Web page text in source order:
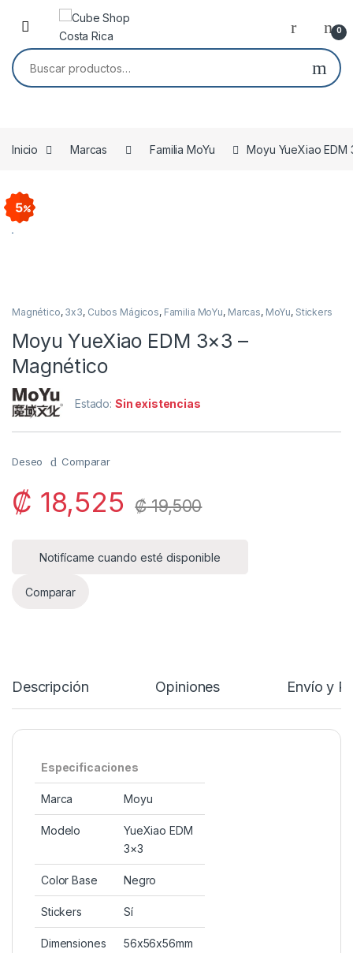
Skip to navigation
Skip to content
0
Buscar por:
Inicio Marcas Familia MoYu Moyu YueXiao EDM
5
Magnético, 3x3, Cubos Mágicos, Familia MoYu, Marcas, MoYu, Stickers
Moyu YueXiao EDM 3×3 –
Magnético
Estado: Sin existencias
Deseo Comparar
₡ 18,525 ₡19,500
Notifícame cuando esté disponible
Comparar
Descripción Opiniones Envío y
Especificaciones
Marca Moyu
Modelo
YueXiao EDM
3×3
Color Base Negro
Stickers Sí
Dimensiones 56x56x56mm